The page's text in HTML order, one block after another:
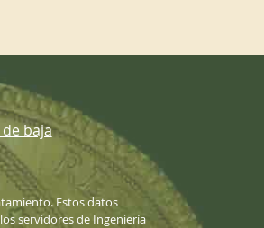
baja
Estos datos
servidores de Ingeniería